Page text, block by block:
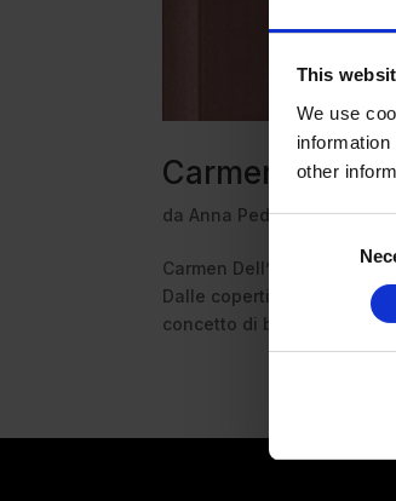
This
We use
other
Consent
Carmen
da Anna Pedrazzini|Set
Carmen Dell’Orefice,
Dalle copertine di Vogue
concetto di bellezza e